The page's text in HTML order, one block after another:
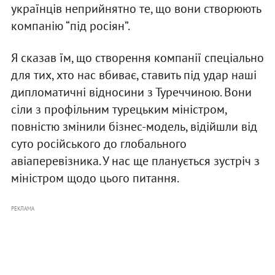
українців неприйнятно те, що вони створюють
компанію “під росіян”.
Я сказав їм, що створення компанії спеціально
для тих, хто нас вбиває, ставить під удар наші
дипломатичні відносини з Туреччиною. Вони
сіли з профільним турецьким міністром,
повністю змінили бізнес-модель, відійшли від
суто російського до глобального
авіаперевізника. У нас ще планується зустріч з
міністром щодо цього питання.
РЕКЛАМА